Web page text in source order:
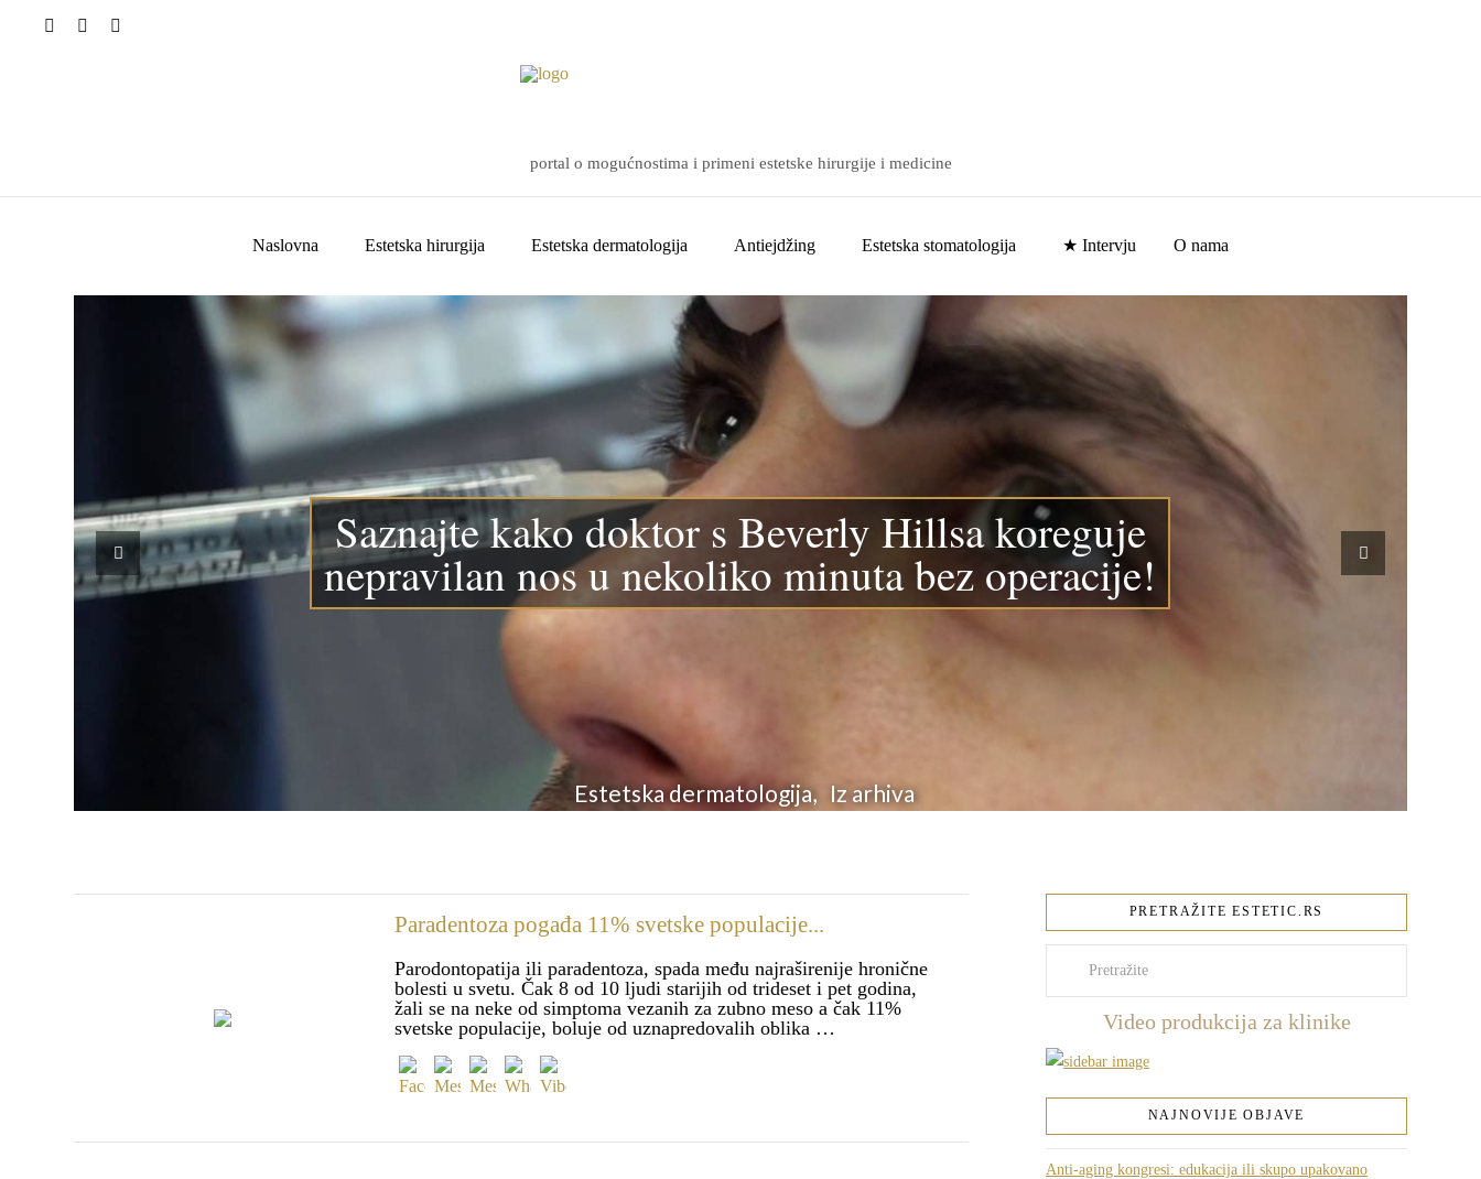
portal o mogućnostima i primeni estetske hirurgije i medicine
Naslovna Estetska hirurgija Estetska dermatologija Antiejdžing Estetska stomatologija ★ Intervju O nama
Saznajte kako doktor s Beverly Hillsa koreguje
nepravilan nos u nekoliko minuta bez operacije!
Estetska dermatologija, Iz arhiva
Paradentoza pogađa 11% svetske populacije...
Parodontopatija ili paradentoza, spada među najraširenije hronične
bolesti u svetu. Čak 8 od 10 ljudi starijih od trideset i pet godina,
žali se na neke od simptoma vezanih za zubno meso a čak 11%
svetske populacije, boluje od uznapredovalih oblika …
PRETRAŽITE ESTETIC.RS
Video produkcija za klinike
NAJNOVIJE OBJAVE
Anti-aging kongresi: edukacija ili skupo upakovano